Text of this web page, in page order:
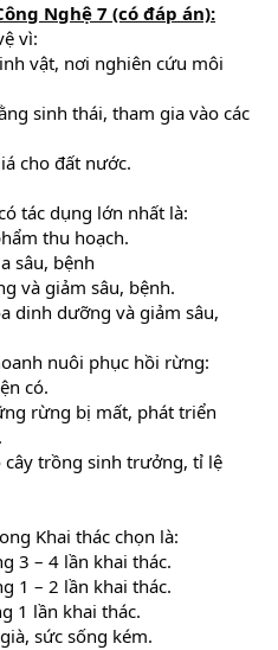
Nghệ 7 (có đáp án):
vì:
vật, nơi nghiên cứu môi
sinh thái, tham gia vào các
cho đất nước.
tác dụng lớn nhất là:
thu hoạch.
sâu, bệnh
và giảm sâu, bệnh.
dinh dưỡng và giảm sâu,
nuôi phục hồi rừng:
có.
rừng bị mất, phát triển
cây trồng sinh trưởng, tỉ lệ
Khai thác chọn là:
3 – 4 lần khai thác.
1 – 2 lần khai thác.
1 lần khai thác.
sức sống kém.